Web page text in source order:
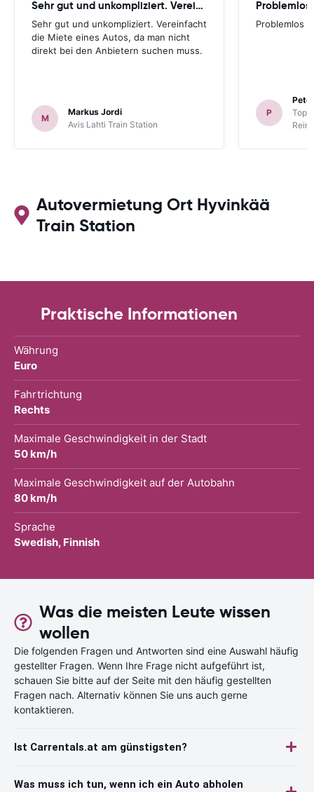
Sehr gut und unkompliziert. Vereinfacht
Sehr gut und unkompliziert. Vereinfacht
die Miete eines Autos, da man nicht
direkt bei den Anbietern suchen muss.
M
Markus Jordi
Avis Lahti Train Station
Problemlos
Problemlos
P
Autovermietung Ort Hyvinkää
Train Station
Praktische Informationen
Währung
Euro
Fahrtrichtung
Rechts
Maximale Geschwindigkeit in der Stadt
50 km/h
Maximale Geschwindigkeit auf der Autobahn
80 km/h
Sprache
Swedish, Finnish
Was die meisten Leute wissen
wollen
Die folgenden Fragen und Antworten sind eine Auswahl häufig
gestellter Fragen. Wenn Ihre Frage nicht aufgeführt ist,
schauen Sie bitte auf der Seite mit den häufig gestellten
Fragen nach. Alternativ können Sie uns auch gerne
kontaktieren.
Ist Carrentals.at am günstigsten?
Was muss ich tun, wenn ich ein Auto abholen